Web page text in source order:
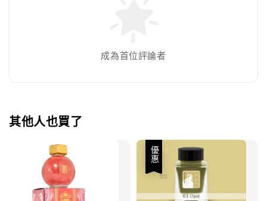
成為首位評論者
其他人也買了
優惠